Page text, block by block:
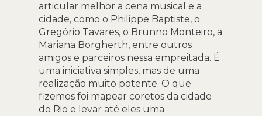
articular melhor a cena musical e a
cidade, como o Philippe Baptiste, o
Gregório Tavares, o Brunno Monteiro, a
Mariana Borgherth, entre outros
amigos e parceiros nessa empreitada. É
uma iniciativa simples, mas de uma
realização muito potente. O que
fizemos foi mapear coretos da cidade
do Rio e levar até eles uma